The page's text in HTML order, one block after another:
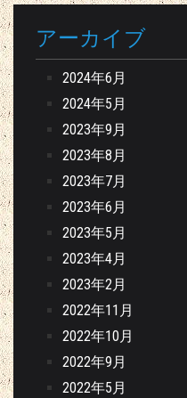
アーカイブ
2024年6月
2024年5月
2023年9月
2023年8月
2023年7月
2023年6月
2023年5月
2023年4月
2023年2月
2022年11月
2022年10月
2022年9月
2022年5月